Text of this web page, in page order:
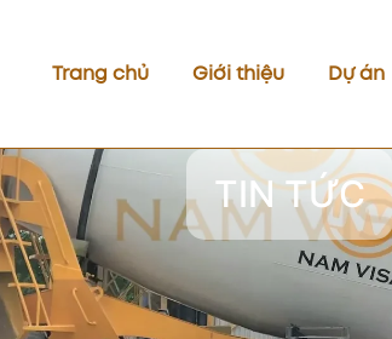
Trang chủ Giới thiệu Dự án
TIN TỨC